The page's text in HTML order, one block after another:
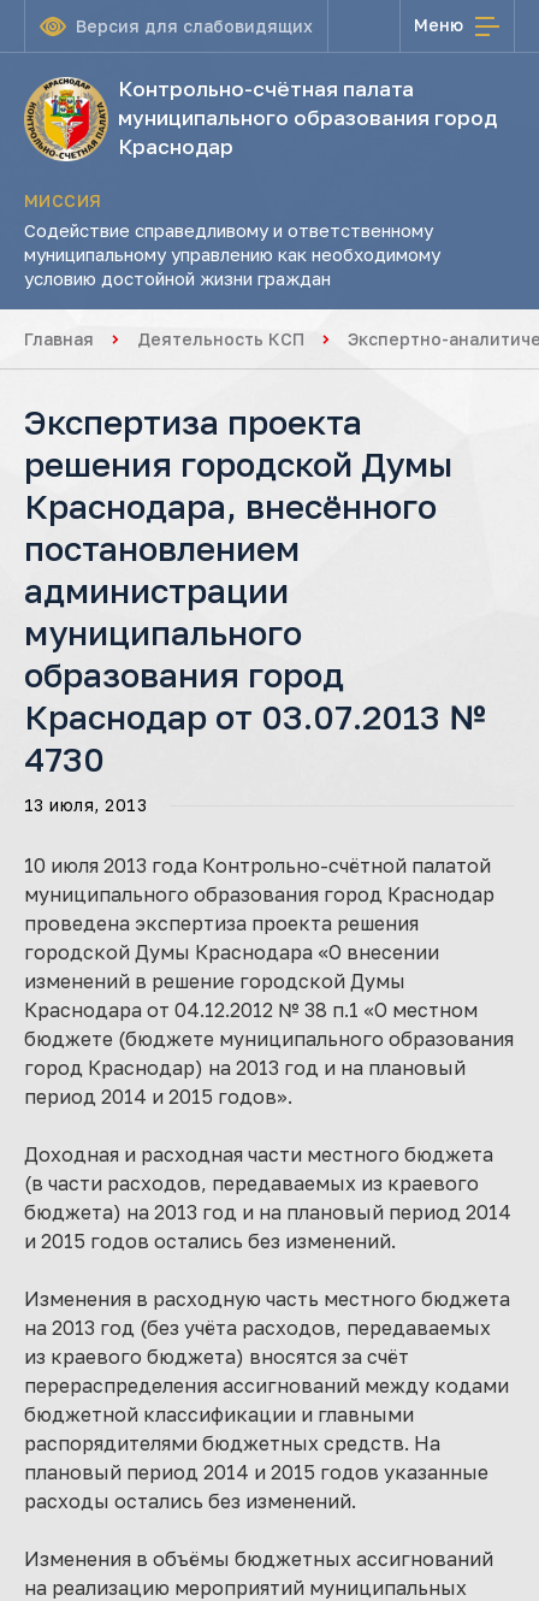
Версия для слабовидящих Меню
Контрольно-счётная палата
муниципального образования город
Краснодар
МИССИЯ
Содействие справедливому и ответственному
муниципальному управлению как необходимому
условию достойной жизни граждан
Главная Деятельность КСП Экспертно-
Экспертиза проекта
решения городской Думы
Краснодара, внесённого
постановлением
администрации
муниципального
образования город
Краснодар от 03.07.2013 №
4730
13 июля, 2013
10 июля 2013 года Контрольно-счётной палатой
муниципального образования город Краснодар
проведена экспертиза проекта решения
городской Думы Краснодара «О внесении
изменений в решение городской Думы
Краснодара от 04.12.2012 № 38 п.1 «О местном
бюджете (бюджете муниципального образования
город Краснодар) на 2013 год и на плановый
период 2014 и 2015 годов».
Доходная и расходная части местного бюджета
(в части расходов, передаваемых из краевого
бюджета) на 2013 год и на плановый период 2014
и 2015 годов остались без изменений.
Изменения в расходную часть местного бюджета
на 2013 год (без учёта расходов, передаваемых
из краевого бюджета) вносятся за счёт
перераспределения ассигнований между кодами
бюджетной классификации и главными
распорядителями бюджетных средств. На
плановый период 2014 и 2015 годов указанные
расходы остались без изменений.
Изменения в объёмы бюджетных ассигнований
на реализацию мероприятий муниципальных